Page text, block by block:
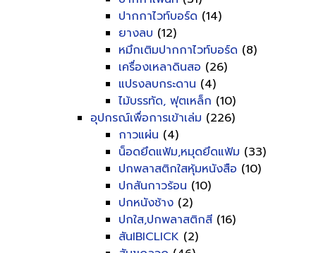
ปากกาไวท์บอร์ด (14)
ยางลบ (12)
หมึกเติมปากกาไวท์บอร์ด (8)
เครื่องเหลาดินสอ (26)
แปรงลบกระดาน (4)
ไม้บรรทัด, ฟุตเหล็ก (10)
อุปกรณ์เพื่อการเข้าเล่ม (226)
กาวแผ่น (4)
น็อดยึดแฟ้ม,หมุดยึดแฟ้ม (33)
ปกพลาสติกใสหุ้มหนังสือ (10)
ปกสันกาวร้อน (10)
ปกหนังช้าง (2)
ปกใส,ปกพลาสติกสี (16)
สันIBICLICK (2)